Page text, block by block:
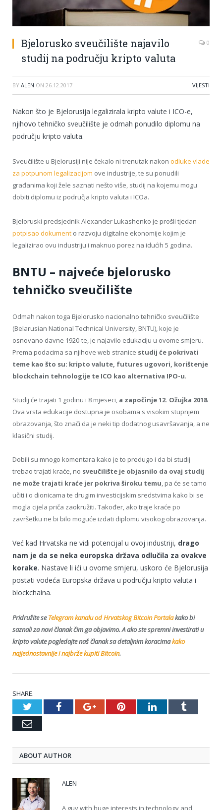
Bjelorusko sveučilište najavilo
studij na području kripto valuta
0
BY ALEN ON 26.12.2017 VIJESTI
Nakon što je Bjelorusija legalizirala kripto valute i ICO-e,
njihovo tehničko sveučilište je odmah ponudilo diplomu na
području kripto valuta.
Sveučilište u Bjelorusiji nije čekalo ni trenutak nakon odluke vlade
za potpunom legalizacijom ove industrije, te su ponudili
građanima koji žele saznati nešto više, studij na kojemu mogu
dobiti diplomu iz područja kripto valuta i ICOa.
Bjeloruski predsjednik Alexander Lukashenko je prošli tjedan
potpisao dokument o razvoju digitalne ekonomije kojim je
legalizirao ovu industriju i maknuo porez na idućih 5 godina.
BNTU – najveće bjelorusko
tehničko sveučilište
Odmah nakon toga Bjelorusko nacionalno tehničko sveučilište
(Belarusian National Technical University, BNTU), koje je
osnovano davne 1920-te, je najavilo edukaciju u ovome smjeru.
Prema podacima sa njihove web stranice studij će pokrivati
teme kao što su: kripto valute, futures ugovori, korištenje
blockchain tehnologije te ICO kao alternativa IPO-u.
Studij će trajati 1 godinu i 8 mjeseci, a započinje 12. Ožujka 2018.
Ova vrsta edukacije dostupna je osobama s visokim stupnjem
obrazovanja, što znači da je neki tip dodatnog usavršavanja, a ne
klasični studij.
Dobili su mnogo komentara kako je to predugo i da bi studij
trebao trajati kraće, no sveučilište je objasnilo da ovaj studij
ne može trajati kraće jer pokriva široku temu, pa će se tamo
učiti i o dionicama te drugim investicijskim sredstvima kako bi se
mogla cijela priča zaokružiti. Također, ako traje kraće po
završetku ne bi bilo moguće izdati diplomu visokog obrazovanja.
Već kad Hrvatska ne vidi potencijal u ovoj industriji, drago
nam je da se neka europska država odlučila za ovakve
korake. Nastave li ići u ovome smjeru, uskoro će Bjelorusija
postati vodeća Europska država u području kripto valuta i
blockchaina.
Pridružite seTelegram kanalu od Hrvatskog Bitcoin Portalakako bi
saznali za novi članak čim ga objavimo. A ako ste spremni investirati u
kripto valute pogledajte naš članak sa detaljnim koracimakako
najjednostavnije i najbrže kupiti Bitcoin.
SHARE.
TwitterFacebookGoogle+PinterestLinkedInTumblr
Email
ABOUT AUTHOR
ALEN
A guy with huge interests in technology and